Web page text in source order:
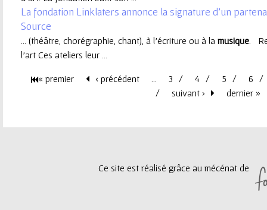
La fondation Linklaters annonce la signature d'un
Source
... (théâtre, chorégraphie, chant), à l’écriture ou à la musique .
l'art Ces ateliers leur ...
« premier ‹ précédent 3 4 5
6
suivant ›
dernier »
Ce site est réalisé grâce au mécénat de